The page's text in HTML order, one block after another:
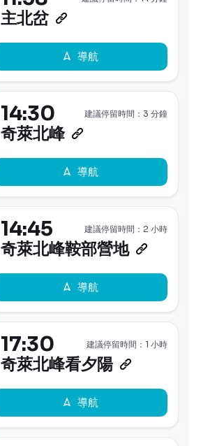
主北岔
導航
14:30
奇萊北峰
建議停留時間：3 分鐘
導航
14:45
奇萊北峰鞍部營地
建議停留時間：2 小時
導航
17:30
奇萊北峰看夕陽
建議停留時間：1 小時
導航